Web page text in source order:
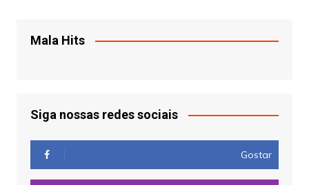
Mala Hits
Siga nossas redes sociais
Gostar